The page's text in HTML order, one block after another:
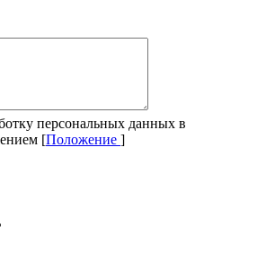
персональных данных в
[Положение ]